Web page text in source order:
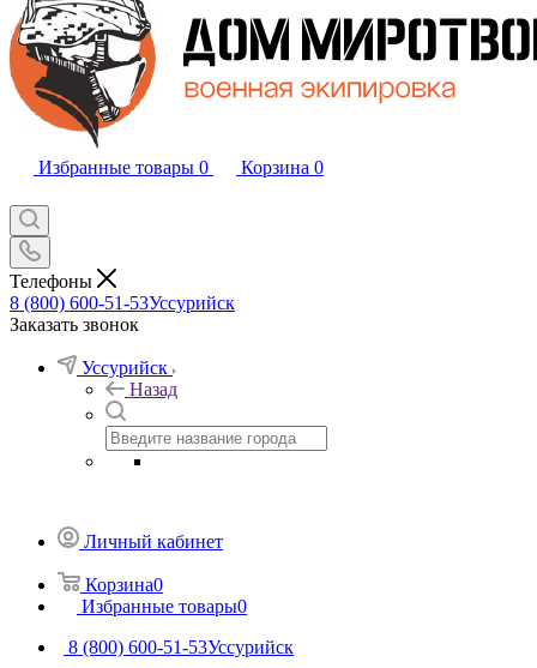
Избранные товары 0 Корзина 0
Телефоны
8 (800) 600-51-53Уссурийск
Заказать звонок
Уссурийск
Назад
Личный кабинет
Корзина0
Избранные товары0
8 (800) 600-51-53Уссурийск